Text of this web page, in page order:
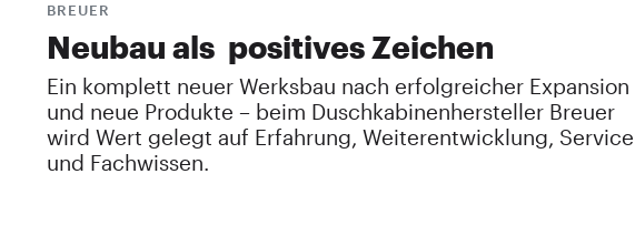
BREUER
Neubau als ­ positives Zeichen
Ein komplett neuer Werksbau nach erfolgreicher Expansion
und neue Produkte – beim Duschkabinenhersteller Breuer
wird Wert gelegt auf Erfahrung, Weiterentwicklung, Service
und Fachwissen.